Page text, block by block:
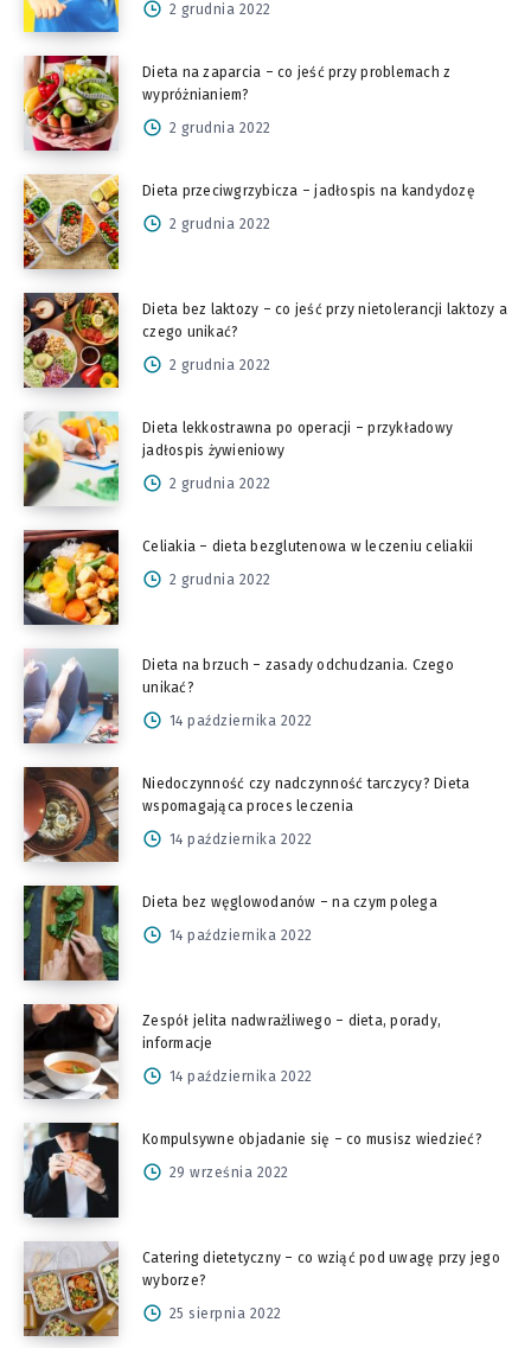
2 grudnia 2022
Dieta na zaparcia – co jeść przy problemach z
wypróżnianiem?
2 grudnia 2022
Dieta przeciwgrzybicza – jadłospis na kandydozę
2 grudnia 2022
Dieta bez laktozy – co jeść przy nietolerancji laktozy a
czego unikać?
2 grudnia 2022
Dieta lekkostrawna po operacji – przykładowy
jadłospis żywieniowy
2 grudnia 2022
Celiakia – dieta bezglutenowa w leczeniu celiakii
2 grudnia 2022
Dieta na brzuch – zasady odchudzania. Czego
unikać?
14 października 2022
Niedoczynność czy nadczynność tarczycy? Dieta
wspomagająca proces leczenia
14 października 2022
Dieta bez węglowodanów – na czym polega
14 października 2022
Zespół jelita nadwrażliwego – dieta, porady,
informacje
14 października 2022
Kompulsywne objadanie się – co musisz wiedzieć?
29 września 2022
Catering dietetyczny – co wziąć pod uwagę przy jego
wyborze?
25 sierpnia 2022